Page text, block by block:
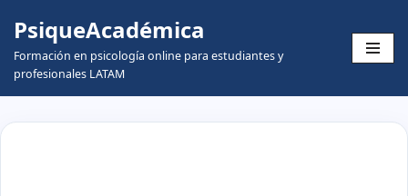
Skip
to
content
PsiqueAcadémica
Formación en psicología online para estudiantes y
profesionales LATAM